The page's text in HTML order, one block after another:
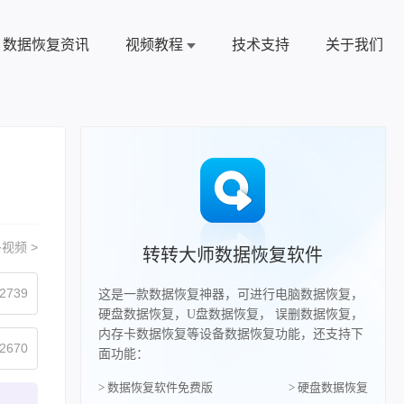
数据恢复资讯 视频教程 技术支持 关于我们
频 > 转转大师数据恢复软件
这是一款数据恢复神器，可进行电脑数据恢复，
硬盘数据恢复，U盘数据恢复， 误删数据恢复，
内存卡数据恢复等设备数据恢复功能，还支持下
面功能：
> 数据恢复软件免费版 > 硬盘数据恢复